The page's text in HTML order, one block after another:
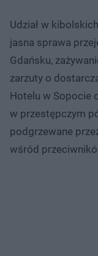
Udział w
jasna sprawa
Gdańsku,
zarzuty o
Hotelu w Sopocie
w przestępczym
podgrzewane
wśród